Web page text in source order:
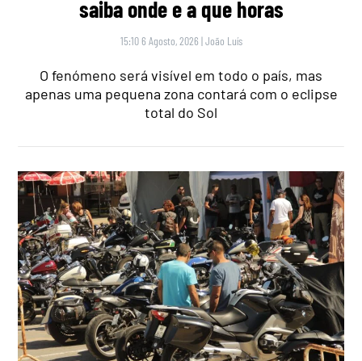
saiba onde e a que horas
15:10 6 Agosto, 2026 |João Luís
O fenómeno será visível em todo o país, mas
apenas uma pequena zona contará com o eclipse
total do Sol